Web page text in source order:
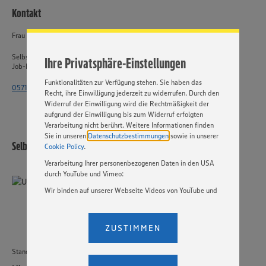
Ihre Privatsphäre-Einstellungen
Cookies und anderer Technologien ist freiwillig und kann
„EINSTELLUNGEN ÄNDERN”. Bitte beachten Sie, dass auf
Basis Ihrer Einstellungen ggf. nicht mehr alle
Funktionalitäten zur Verfügung stehen. Sie haben das
Recht, ihre Einwilligung jederzeit zu widerrufen. Durch den
Widerruf der Einwilligung wird die Rechtmäßigkeit der
aufgrund der Einwilligung bis zum Widerruf erfolgten
Verarbeitung nicht berührt. Weitere Informationen finden
Sie in unseren Datenschutzbestimmungen sowie in unserer
Cookie Policy.
Verarbeitung Ihrer personenbezogenen Daten in den USA
durch YouTube und Vimeo:
Wir binden auf unserer Webseite Videos von YouTube und
Einstellungen bezüglich YouTube und Vimeo zu ändern,
ein, dass Ihre Daten (IP-Adresse, Zeitstempel, ggf.
Nutzerverhalten auf unserer Webseite) an die Anbieter der
Dienste YouTube und Vimeo in den USA übermittelt und
ZUSTIMMEN
Kontakt
Frau Knoop
Selbstständiger Einzelhandel
Job-ID: 62773
0571 - 802 2141
Selbstständiger Einzelhandel
Standort